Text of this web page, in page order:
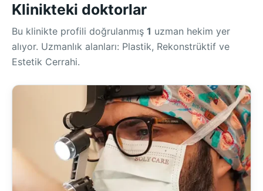
Klinikteki doktorlar
Bu klinikte profili doğrulanmış 1 uzman hekim yer
alıyor. Uzmanlık alanları: Plastik, Rekonstrüktif ve
Estetik Cerrahi.